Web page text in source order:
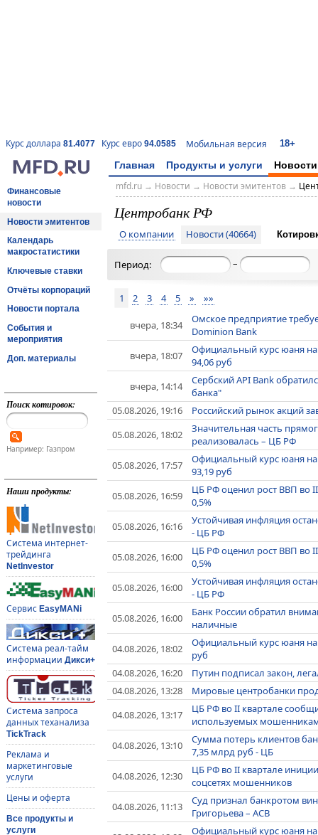
Курс доллара 81.4077 Курс евро 94.0585 Мобильная версия 18+
Главная Продукты и услуги Новости
Финансовые
новости
Новости эмитентов
Календарь
макростатистики
Ключевые ставки
Отчёты корпораций
Новости портала
События и
мероприятия
Доп. материалы
Поиск котировок:
Например: Газпром
Наши продукты:
Система интернет-
трейдинга
NetInvestor
Сервис EasyMANi
Система реал-тайм
информации Дикси+
Система запроса
данных теханализа
TickTrack
Реклама и
маркетинговые
услуги
Цены и оферта
Все продукты и
услуги
mfd.ru→ Новости → Новости эмитентов→
Центробанк РФ
О компании Новости (40664)
Период: –
1 2 3 4 5 » »»
вчера, 18:34
Омское предприятие
Dominion Bank
вчера, 18:07
Официальный курс юаня на
94,06 руб
вчера, 14:14
Сербский API Bank
банка"
05.08.2026, 19:16
Российский рынок акций
05.08.2026, 18:02
Значительная часть
реализовалась – ЦБ РФ
05.08.2026, 17:57
Официальный курс юаня на
93,19 руб
05.08.2026, 16:59
ЦБ РФ оценил рост ВВП во II
0,5%
05.08.2026, 16:16
Устойчивая инфляция
- ЦБ РФ
05.08.2026, 16:00
ЦБ РФ оценил рост ВВП во II
0,5%
05.08.2026, 16:00
Устойчивая инфляция
- ЦБ РФ
05.08.2026, 16:00
Банк России обратил
наличные
04.08.2026, 18:02
Официальный курс юаня на
руб
04.08.2026, 16:20
Путин подписал закон,
04.08.2026, 13:28
Мировые центробанки
04.08.2026, 13:17
ЦБ РФ во II квартале
используемых
04.08.2026, 13:10
Сумма потерь клиентов
7,35 млрд руб - ЦБ
04.08.2026, 12:30
ЦБ РФ во II квартале
соцсетях мошенников
04.08.2026, 11:13
Суд признал банкротом
Григорьева – АСВ
Официальный курс юаня на